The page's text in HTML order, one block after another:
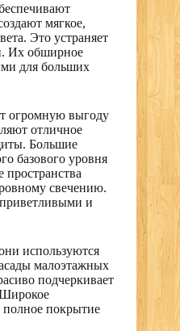
мягкое,
Это устраняет
Их обширное
для больших
огромную выгоду
отличное
Большие
базового уровня
свечению.
и
используются
малоэтажных
подчеркивает
полное покрытие